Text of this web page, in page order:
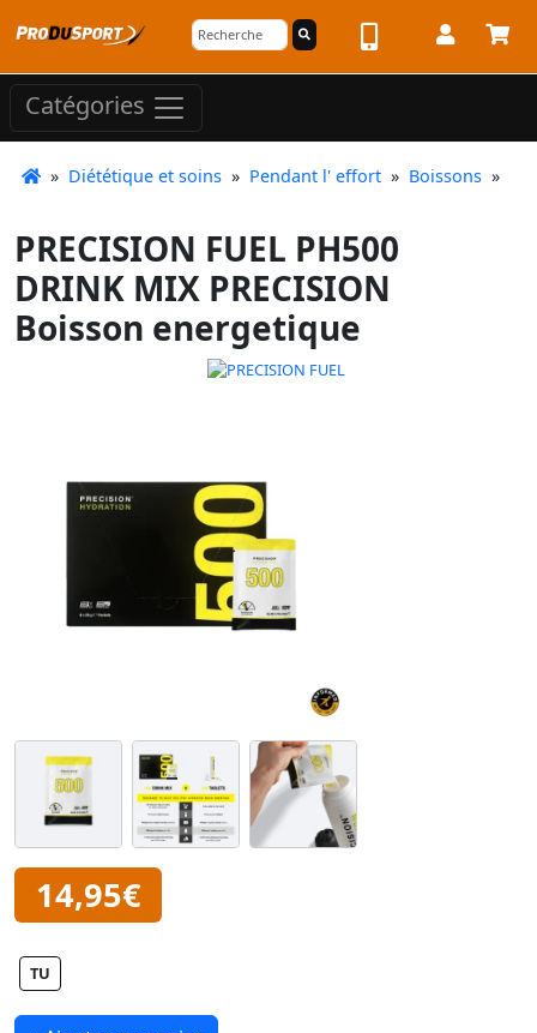
Catégories
» Diététique et soins » Pendant l' effort » Boissons »
PRECISION FUEL PH500
DRINK MIX PRECISION
Boisson energetique
14,95€
TU